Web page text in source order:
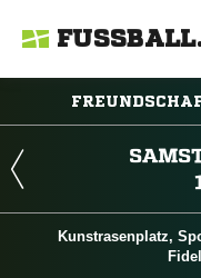
Kunstrasenplatz,